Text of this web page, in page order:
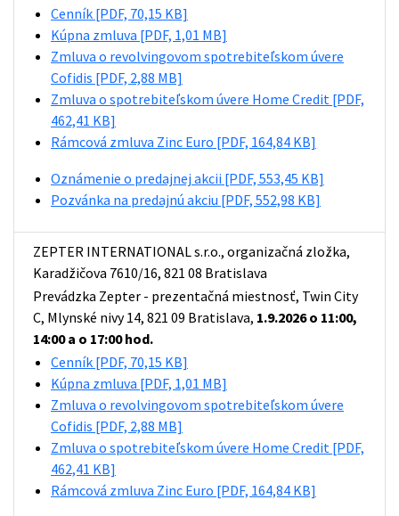
Cenník [PDF, 70,15 KB]
Kúpna zmluva [PDF, 1,01 MB]
Zmluva o revolvingovom spotrebiteľskom úvere
Cofidis [PDF, 2,88 MB]
Zmluva o spotrebiteľskom úvere Home Credit [PDF,
462,41 KB]
Rámcová zmluva Zinc Euro [PDF, 164,84 KB]
Oznámenie o predajnej akcii [PDF, 553,45 KB]
Pozvánka na predajnú akciu [PDF, 552,98 KB]
ZEPTER INTERNATIONAL s.r.o., organizačná zložka,
Karadžičova 7610/16, 821 08 Bratislava
Prevádzka Zepter - prezentačná miestnosť, Twin City
C, Mlynské nivy 14, 821 09 Bratislava, 1.9.2026 o 11:00,
14:00 a o 17:00 hod.
Cenník [PDF, 70,15 KB]
Kúpna zmluva [PDF, 1,01 MB]
Zmluva o revolvingovom spotrebiteľskom úvere
Cofidis [PDF, 2,88 MB]
Zmluva o spotrebiteľskom úvere Home Credit [PDF,
462,41 KB]
Rámcová zmluva Zinc Euro [PDF, 164,84 KB]